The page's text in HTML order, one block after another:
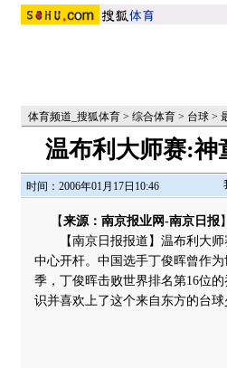
体育频道_搜狐体育 > 综合体育 > 台球 >
温布利大师赛:神
时间：2006年01月17日10:46
【来源：南京报业网-南京日报】
【南京日报报道】温布利大师
中心开杆。中国选手丁俊晖曾作
季，丁俊晖击败世界排名第16位
识并喜欢上了这个来自东方的台球